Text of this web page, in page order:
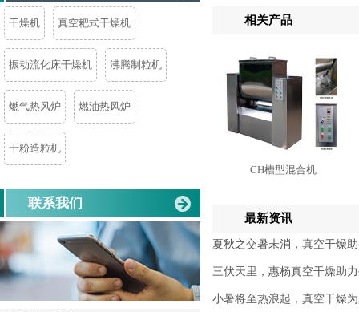
干燥机 真空耙式干燥机
振动流化床干燥机 沸腾制粒机
燃气热风炉 燃油热风炉
干粉造粒机
联系我们
相关产品
CH槽型混合机
最新资讯
夏秋之交暑未消，真空干燥
三伏天里，惠杨真空干燥助
小暑将至热浪起，真空干燥